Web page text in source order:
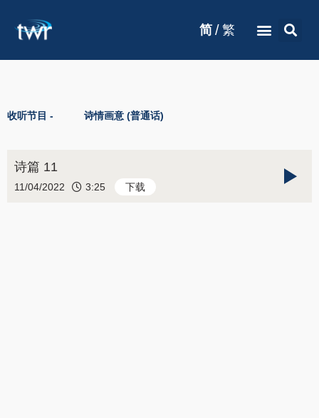
简 / 繁
收听节目 - 诗情画意 (普通话)
诗篇 11
11/04/2022 3:25 下载